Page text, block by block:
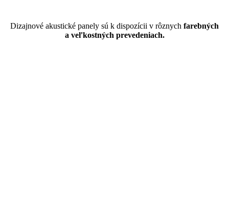
Dizajnové akustické panely sú k dispozícii v rôznych farebných
a veľkostných prevedeniach.